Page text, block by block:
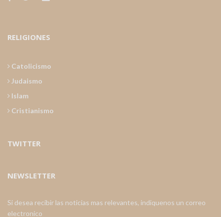
RELIGIONES
Catolicismo
Judaismo
Islam
Cristianismo
TWITTER
NEWSLETTER
Si desea recibir las noticias mas relevantes, indiquenos un correo
electronico